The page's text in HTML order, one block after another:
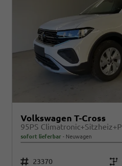
Volkswagen T-Cross
sofort lieferbar Neuwagen
Fahrzeugnr. 23370 Getriebe